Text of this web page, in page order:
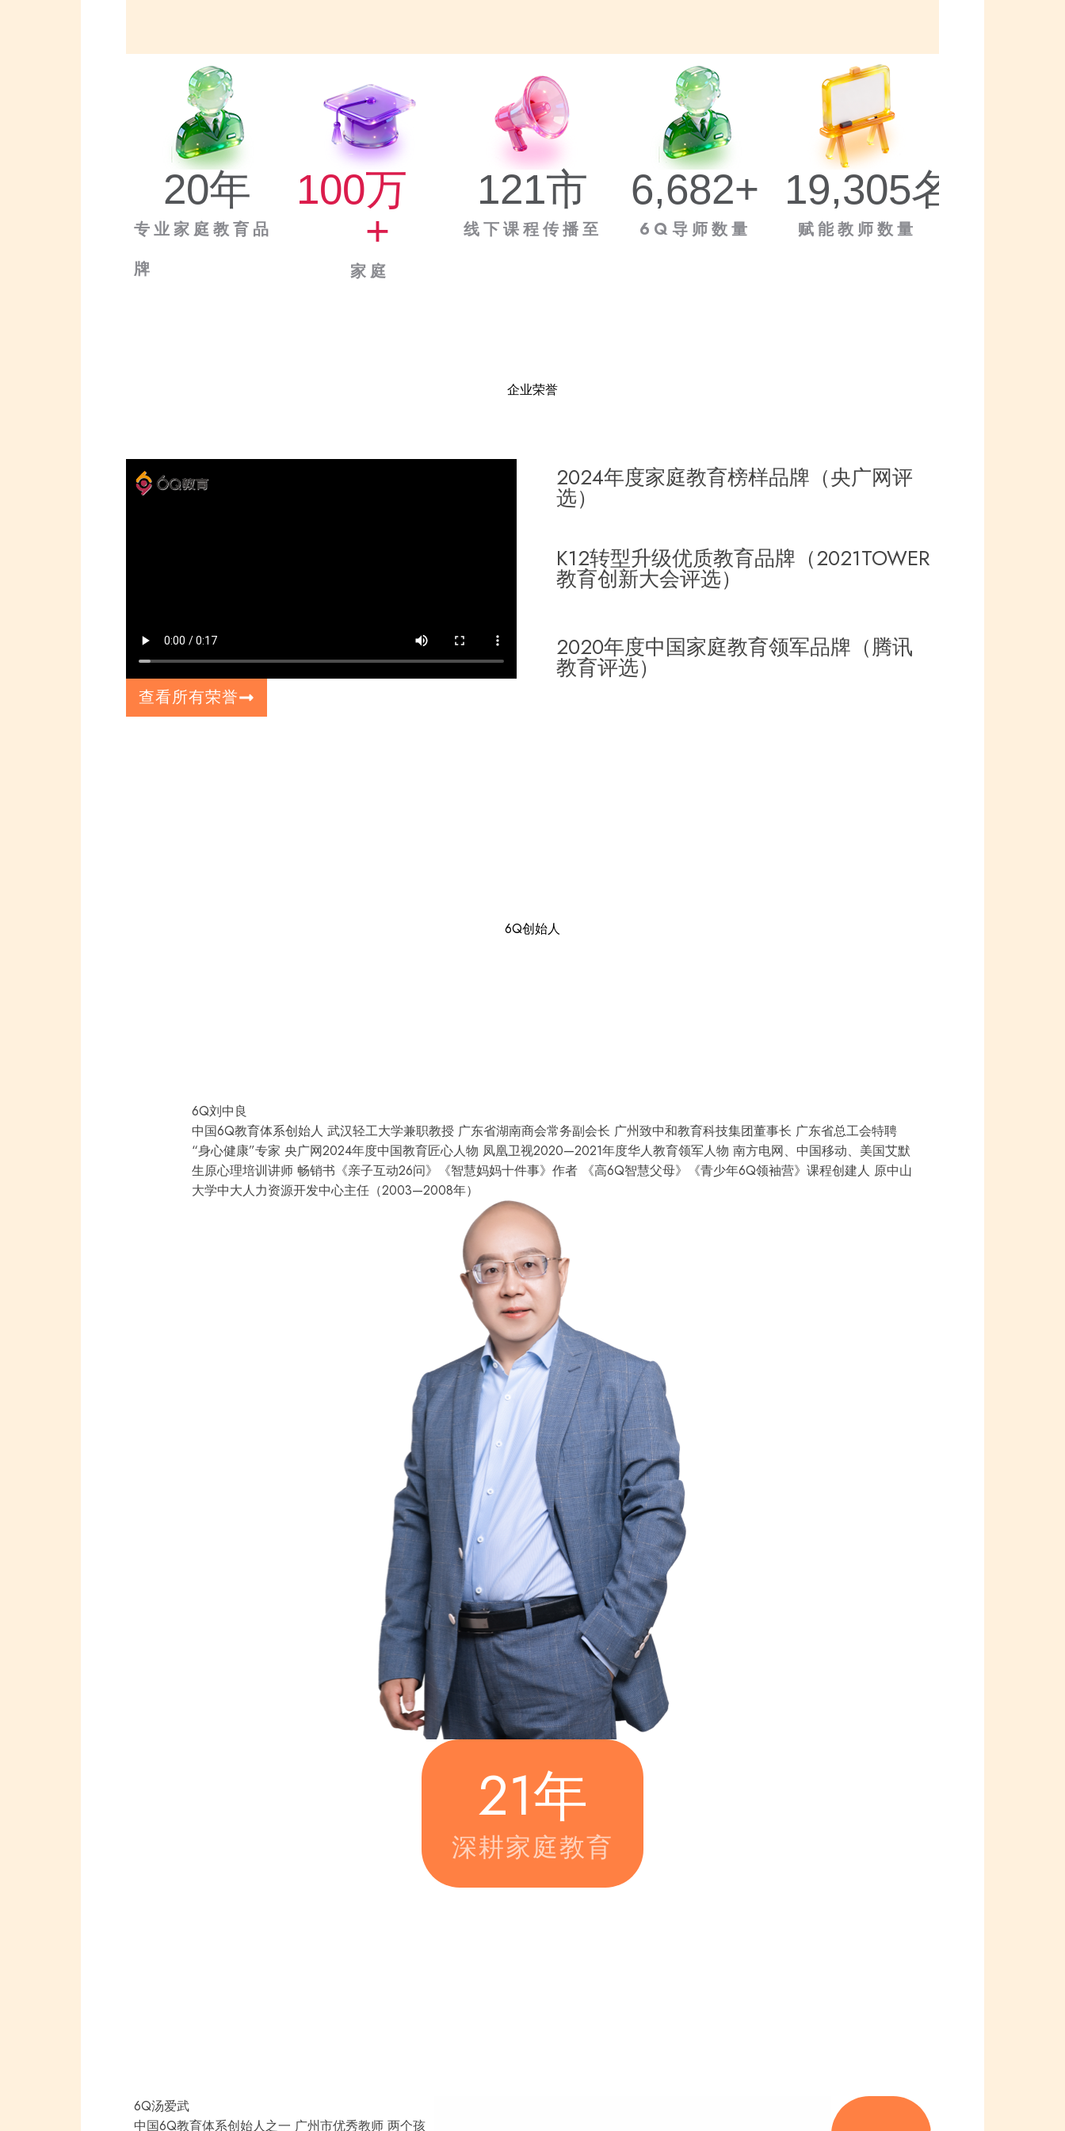
专业家庭教育品
牌
20年
家庭
100万
+
线下课程传播至
121市
6Q导师数量
6,682+
赋能教师数量
19,305名
企业荣誉
查看所有荣誉
2024年度家庭教育榜样品牌（央广网评
选）
K12转型升级优质教育品牌（2021TOWER
教育创新大会评选）
2020年度中国家庭教育领军品牌（腾讯
教育评选）
6Q创始人
6Q刘中良
中国6Q教育体系创始人 武汉轻工大学兼职教授 广东省湖南商会常务副会长 广州致中和教育科技集团董事长 广东省总工会特聘
“身心健康”专家 央广网2024年度中国教育匠心人物 凤凰卫视2020—2021年度华人教育领军人物 南方电网、中国移动、美国艾默
生原心理培训讲师 畅销书《亲子互动26问》《智慧妈妈十件事》作者 《高6Q智慧父母》《青少年6Q领袖营》课程创建人 原中山
大学中大人力资源开发中心主任（2003—2008年）
深耕家庭教育
22年
6Q汤爱武
中国6Q教育体系创始人之一 广州市优秀教师 两个孩